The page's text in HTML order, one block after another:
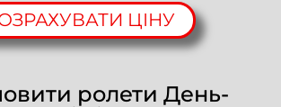
ЦІНУ
ролети День-